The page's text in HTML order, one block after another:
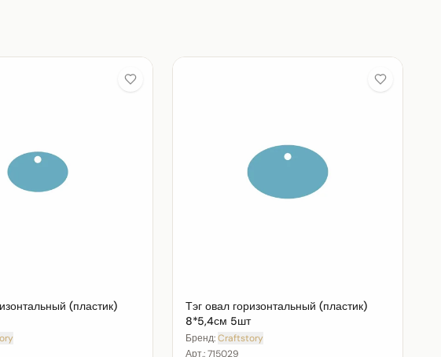
(пластик)
Тэг овал горизонтальный (пластик)
8*5,4см 5шт
Бренд:Craftstory
Арт.:715029